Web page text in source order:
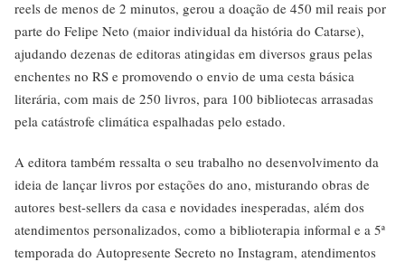
reels de menos de 2 minutos, gerou a doação de 450 mil reais por
parte do Felipe Neto (maior individual da história do Catarse),
ajudando dezenas de editoras atingidas em diversos graus pelas
enchentes no RS e promovendo o envio de uma cesta básica
literária, com mais de 250 livros, para 100 bibliotecas arrasadas
pela catástrofe climática espalhadas pelo estado.
A editora também ressalta o seu trabalho no desenvolvimento da
ideia de lançar livros por estações do ano, misturando obras de
autores best-sellers da casa e novidades inesperadas, além dos
atendimentos personalizados, como a biblioterapia informal e a 5ª
temporada do Autopresente Secreto no Instagram, atendimentos